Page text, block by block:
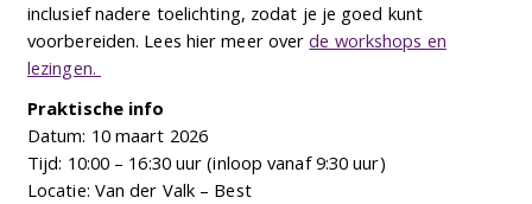
inclusief nadere toelichting, zodat je je goed kunt
voorbereiden. Lees hier meer overde workshops en
lezingen.
Praktische info
Datum: 10 maart 2026
Tijd: 10:00 – 16:30 uur (inloop vanaf 9:30 uur)
Locatie: Van der Valk – Best